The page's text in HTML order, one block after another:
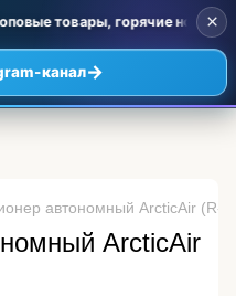
товары, горячие
канал→
×
автономный ArcticAir (R-
ArcticAir